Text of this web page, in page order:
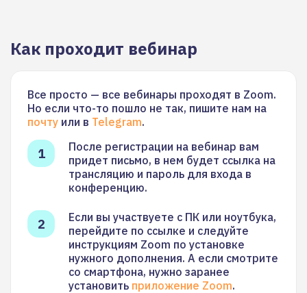
Как проходит вебинар
Все просто — все вебинары проходят в Zoom.
Но если что-то пошло не так, пишите нам на
почту или в Telegram.
После регистрации на вебинар вам
придет письмо, в нем будет ссылка на
трансляцию и пароль для входа в
конференцию.
Если вы участвуете с ПК или ноутбука,
перейдите по ссылке и следуйте
инструкциям Zoom по установке
нужного дополнения. А если смотрите
со смартфона, нужно заранее
установить приложение Zoom.